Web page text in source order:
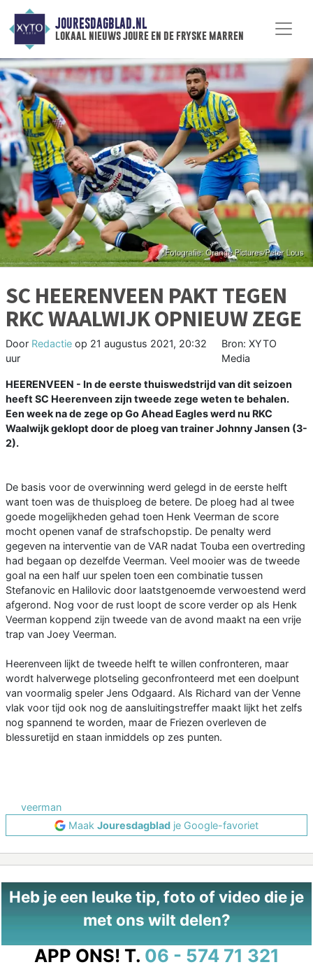
JOURESDAGBLAD.NL
lokaal nieuws joure en de fryske marren
SC HEERENVEEN PAKT TEGEN
RKC WAALWIJK OPNIEUW ZEGE
Door Redactie op 21 augustus 2021, 20:32
uur
Bron: XYTO
Media
HEERENVEEN - In de eerste thuiswedstrijd van dit seizoen
heeft SC Heerenveen zijn tweede zege weten te behalen.
Een week na de zege op Go Ahead Eagles werd nu RKC
Waalwijk geklopt door de ploeg van trainer Johnny Jansen (3-
2).
De basis voor de overwinning werd gelegd in de eerste helft
want toen was de thuisploeg de betere. De ploeg had al twee
goede mogelijkheden gehad toen Henk Veerman de score
mocht openen vanaf de strafschopstip. De penalty werd
gegeven na interventie van de VAR nadat Touba een overtreding
had begaan op dezelfde Veerman. Veel mooier was de tweede
goal na een half uur spelen toen een combinatie tussen
Stefanovic en Halilovic door laatstgenoemde verwoestend werd
afgerond. Nog voor de rust loopt de score verder op als Henk
Veerman koppend zijn tweede van de avond maakt na een vrije
trap van Joey Veerman.
Heerenveen lijkt de tweede helft te willen confronteren, maar
wordt halverwege plotseling geconfronteerd met een doelpunt
van voormalig speler Jens Odgaard. Als Richard van der Venne
vlak voor tijd ook nog de aansluitingstreffer maakt lijkt het zelfs
nog spannend te worden, maar de Friezen overleven de
blessuretijd en staan inmiddels op zes punten.
veerman
Maak Jouresdagblad je Google-favoriet
Heb je een leuke tip, foto of video die je
met ons wilt delen?
APP ONS! T. 06 - 574 71 321